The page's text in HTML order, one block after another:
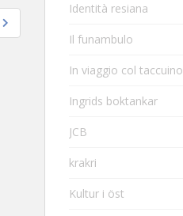
Identità resiana
Il funambulo
In viaggio col taccuino
Ingrids boktankar
JCB
krakri
Kultur i öst